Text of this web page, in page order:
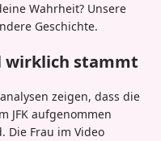
Wahrheit? Unsere
Geschichte.
wirklich stammt
zeigen, dass die
JFK aufgenommen
Die Frau im Video